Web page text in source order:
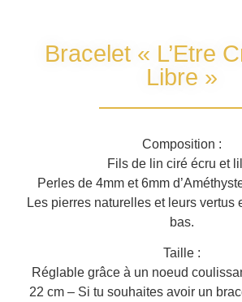
Bracelet « L’Etre
Libre »
Composition :
Fils de lin ciré écru et
Perles de 4mm et 6mm
Les pierres naturelles et leurs vertus
bas.
Taille :
Réglable grâce à un noeud
22 cm – Si tu souhaites avoir un